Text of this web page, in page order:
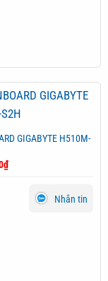
GIGABYTE H510M-
₫
Nhắn tin